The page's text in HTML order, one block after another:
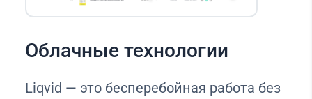
Облачные технологии
Liqvid — это бесперебойная работа без